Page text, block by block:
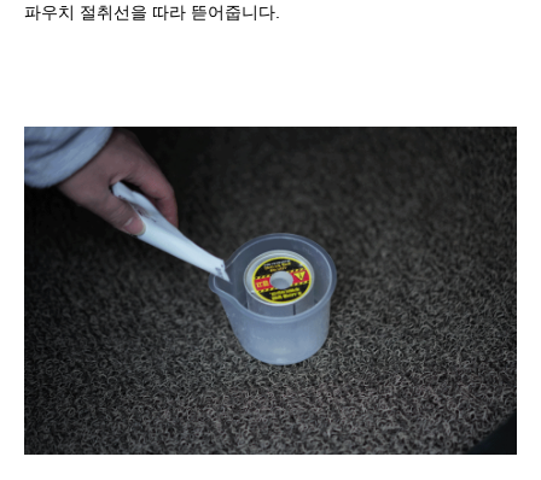
파우치 절취선을 따라 뜯어줍니다.